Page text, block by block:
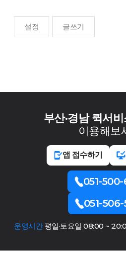
설정 글쓰기
부산·경남 퀵서
이용해보
앱 접수하기
051-
051-
운영시간평일·토요일 08:00 ~